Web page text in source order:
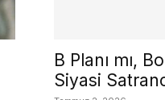
B Planı mı,
Siyasi